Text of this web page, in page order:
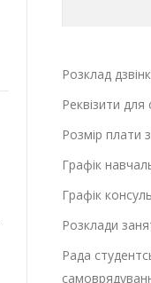
Розклад
Реквізити
Розмір плати
Графік
Графік
Розклади
Рада